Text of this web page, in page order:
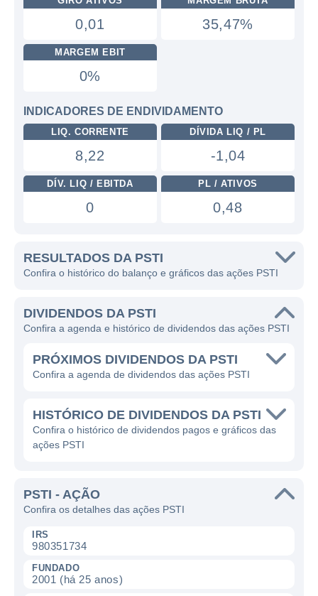
0,01 35,47%
MARGEM EBIT
0%
INDICADORES DE ENDIVIDAMENTO
LIQ. CORRENTE
8,22
DÍVIDA LIQ / PL
-1,04
DÍV. LIQ / EBITDA
0
PL / ATIVOS
0,48
RESULTADOS DA PSTI
Confira o histórico do balanço e gráficos das ações PSTI
DIVIDENDOS DA PSTI
Confira a agenda e histórico de dividendos das ações PSTI
PRÓXIMOS DIVIDENDOS DA PSTI
Confira a agenda de dividendos das ações PSTI
HISTÓRICO DE DIVIDENDOS DA PSTI
Confira o histórico de dividendos pagos e gráficos das
ações PSTI
PSTI - AÇÃO
Confira os detalhes das ações PSTI
IRS
980351734
FUNDADO
2001 (há 25 anos)